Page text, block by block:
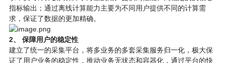
指标输出；通过离线计算能力主要为不同用户提供不同的计算需
求，保证了数据的更加精确。
2、 保障用户的稳定性
建立了统一的采集平台，将多业务的多套采集服务归一化，极大保
证了用户业务的稳定性，推动业务无状态和容器化，通过平台的快